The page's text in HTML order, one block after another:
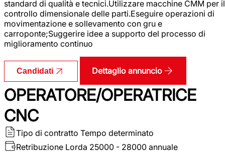
standard di qualità e tecnici.Utilizzare macchine CMM per il
controllo dimensionale delle parti.Eseguire operazioni di
movimentazione e sollevamento con gru e
carroponte;Suggerire idee a supporto del processo di
miglioramento continuo
Candidati Dettaglio annuncio
OPERATORE/OPERATRICE
CNC
Tipo di contratto Tempo determinato
Retribuzione Lorda 25000 - 28000 annuale